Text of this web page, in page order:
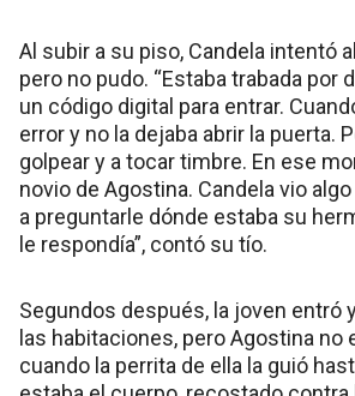
Al subir a su piso, Candela intentó
pero no pudo. “Estaba trabada por
un código digital para entrar.
error y no la dejaba abrir la puerta.
golpear y a tocar timbre. En ese
novio de Agostina. Candela vio
a preguntarle dónde estaba su
le respondía”, contó su tío.
Segundos después, la joven entró
las habitaciones, pero Agostina no
cuando la perrita de ella la guió